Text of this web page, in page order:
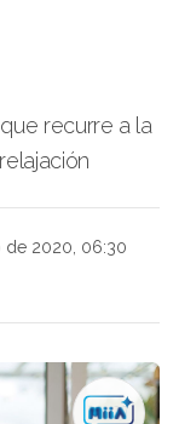
recurre a la
de 2020, 06:30